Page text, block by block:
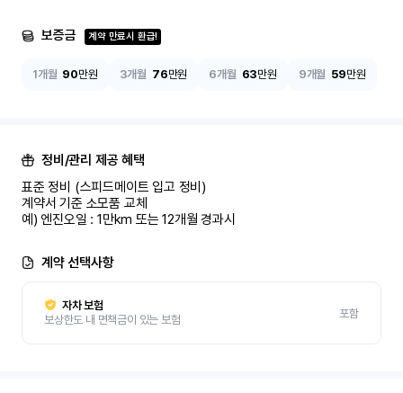
보증금 계약 만료시 환급!
1개월 90만원 3개월 76만원 6개월 63만원 9개월 59만원
정비/관리 제공 혜택
표준 정비 (스피드메이트 입고 정비)
계약서 기준 소모품 교체
예) 엔진오일 : 1만km 또는 12개월 경과시
계약 선택사항
자차 보험
보상한도 내 면책금이 있는 보험
포함